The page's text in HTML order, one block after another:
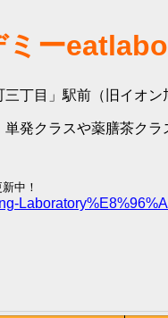
ミーeatlabo
丁目」駅前（旧イオン
発クラスや薬膳茶ク
中！